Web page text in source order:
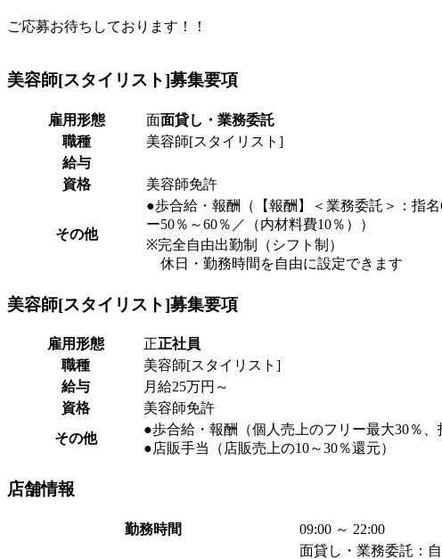
ご応募お待ちしております！！
美容師[スタイリスト]募集要項
雇用形態 面面貸し・業務委託
職種
美容師[スタイリスト]
給与
資格
美容師免許
その他
●歩合給・報酬（【報酬】＜業務委託＞：指名
ー50％～60％／（内材料費10％））
※完全自由出勤制（シフト制）
休日・勤務時間を自由に設定できます
美容師[スタイリスト]募集要項
雇用形態 正正社員
職種
美容師[スタイリスト]
給与
月給25万円～
資格
美容師免許
その他
●歩合給・報酬（個人売上のフリー最大30％、
●店販手当（店販売上の10～30％還元）
店舗情報
勤務時間 09:00 ～ 22:00
面貸し・業務委託：